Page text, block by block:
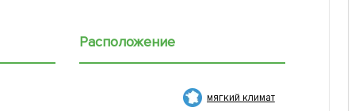
Расположение
мягкий климат